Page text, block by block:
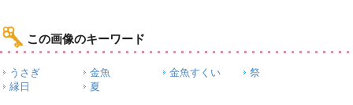
この画像のキーワード
うさぎ 金魚 金魚すくい
祭
縁日
夏